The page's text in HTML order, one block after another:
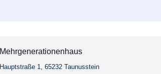
Mehrgenerationenhaus
Hauptstraße 1, 65232 Taunusstein